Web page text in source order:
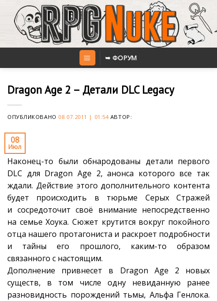
content
➥ ФОРУМ
Dragon Age 2 – Детали DLC Legacy
ОПУБЛИКОВАНО 08.07.2011 | 01:54АВТОР:
08
Июл
Наконец-то были обнародованы детали первого
DLC для Dragon Age 2, анонса которого все так
ждали. Действие этого дополнительного контента
будет происходить в тюрьме Серых Стражей
и сосредоточит своё внимание непосредственно
на семье Хоука. Сюжет крутится вокруг покойного
отца нашего протагониста и раскроет подробности
и тайны его прошлого, каким-то образом
связанного с настоящим.
Дополнение привнесет в Dragon Age 2 новых
существ, в том числе одну невиданную ранее
разновидность порождений тьмы, Альфа Генлока.